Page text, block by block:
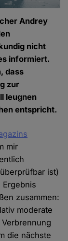
Andrey
nicht
informiert.
dass
zur
leugnen
entspricht.
mir
ist)
zusammen:
moderate
die nächste